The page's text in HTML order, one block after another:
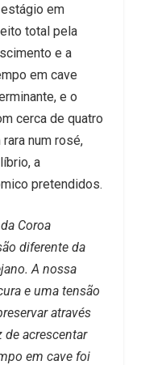
em
total pela
e a
em cave
e o
cerca de quatro
num rosé,
a
pretendidos.
Coroa
diferente da
A nossa
e uma tensão
através
de acrescentar
em cave foi